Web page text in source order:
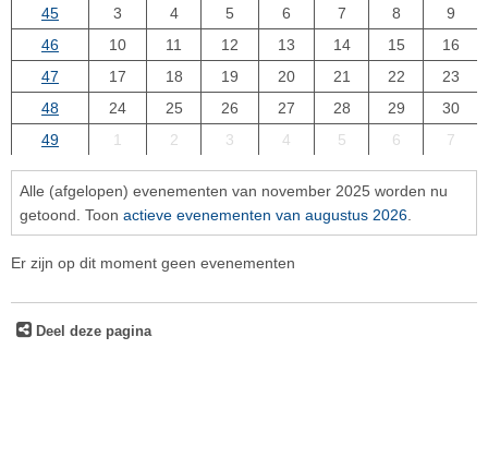
45
3 4 5 6 7 8
9
46
10 11 12 13 14 15
16
47
17 18 19 20 21 22
23
48
24 25 26 27 28 29
30
49
1 2 3 4 5 6 7
Alle (afgelopen) evenementen van november 2025 worden nu
getoond. Toon actieve evenementen van augustus 2026.
Er zijn op dit moment geen evenementen
Deel deze pagina